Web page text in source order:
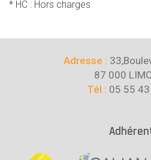
* HC : Hors charges
Adresse :
87 000
Tél : 05 55